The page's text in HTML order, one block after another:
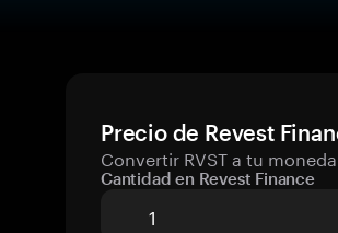
Precio de Revest
Convertir RVST a tu moneda
Cantidad en Revest Finance